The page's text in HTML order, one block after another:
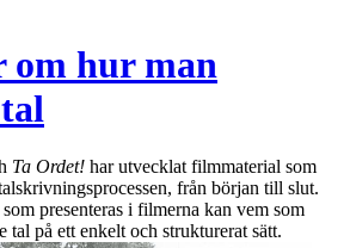
om hur man
Ta Ordet! har utvecklat filmmaterial som
från början till slut.
presenteras i filmerna kan vem som
tal på ett enkelt och strukturerat sätt.